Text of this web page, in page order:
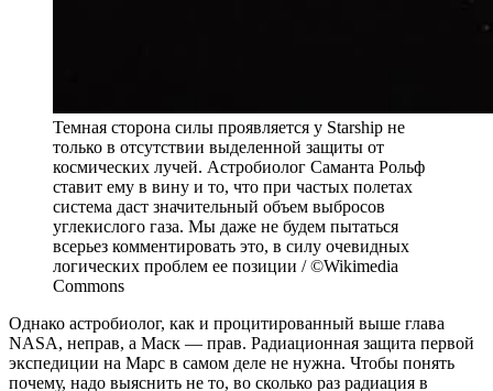
Темная сторона силы проявляется у Starship не
только в отсутствии выделенной защиты от
космических лучей. Астробиолог Саманта Рольф
ставит ему в вину и то, что при частых полетах
система даст значительный объем выбросов
углекислого газа. Мы даже не будем пытаться
всерьез комментировать это, в силу очевидных
логических проблем ее позиции / ©Wikimedia
Commons
Однако астробиолог, как и процитированный выше глава
NASA, неправ, а Маск — прав. Радиационная защита первой
экспедиции на Марс в самом деле не нужна. Чтобы понять
почему, надо выяснить не то, во сколько раз радиация в